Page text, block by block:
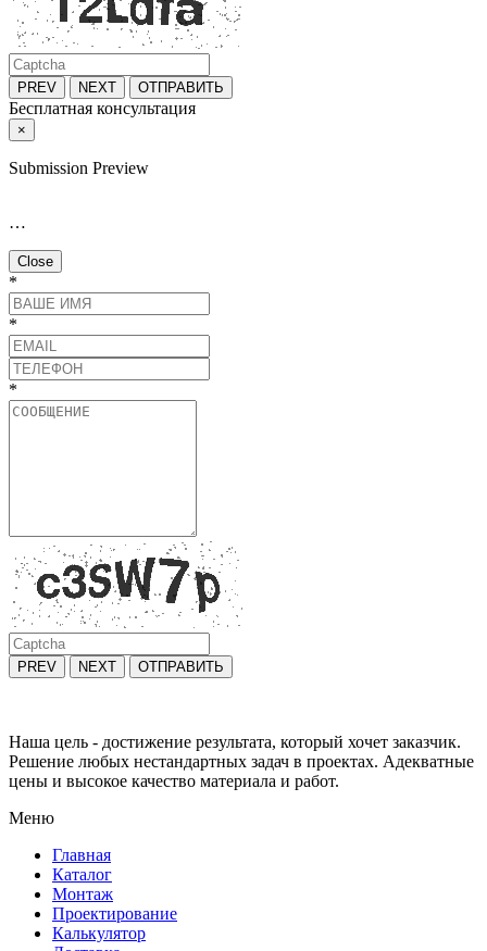
PREV NEXT ОТПРАВИТЬ
Бесплатная консультация
×
Submission Preview
…
Close
*
*
*
PREV NEXT ОТПРАВИТЬ
Наша цель - достижение результата, который хочет заказчик.
Решение любых нестандартных задач в проектах. Адекватные
цены и высокое качество материала и работ.
Меню
Главная
Каталог
Монтаж
Проектирование
Калькулятор